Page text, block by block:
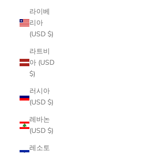
라이베
리아
(USD $)
라트비
아 (USD
$)
러시아
(USD $)
레바논
(USD $)
레소토